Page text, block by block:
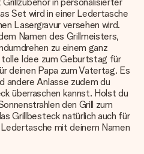
Set wird in einer Ledertasche
Lasergravur versehen wird.
Namen des Grillmeisters,
zu einem ganz
tolle Idee zum Geburtstag für
deinen Papa zum Vatertag. Es
andere Anlasse zudem du
überraschen kannst. Holst du
den Grill zum
Grillbesteck natürlich auch für
mit deinem Namen